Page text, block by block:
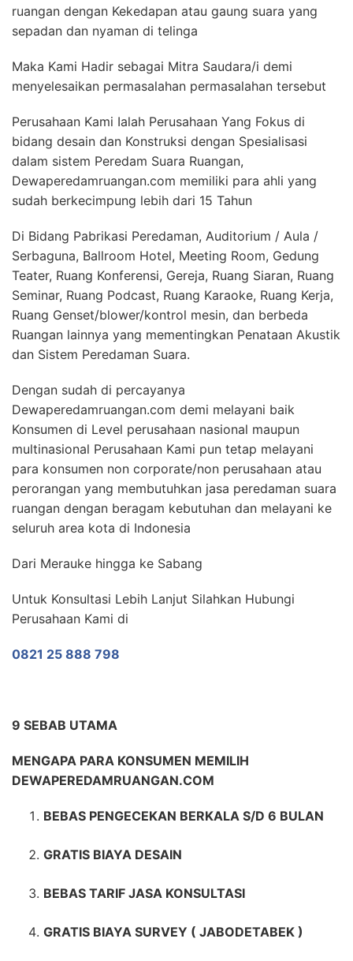
ruangan dengan Kekedapan atau gaung suara yang
sepadan dan nyaman di telinga
Maka Kami Hadir sebagai Mitra Saudara/i demi
menyelesaikan permasalahan permasalahan tersebut
Perusahaan Kami Ialah Perusahaan Yang Fokus di
bidang desain dan Konstruksi dengan Spesialisasi
dalam sistem Peredam Suara Ruangan,
Dewaperedamruangan.com memiliki para ahli yang
sudah berkecimpung lebih dari 15 Tahun
Di Bidang Pabrikasi Peredaman, Auditorium / Aula /
Serbaguna, Ballroom Hotel, Meeting Room, Gedung
Teater, Ruang Konferensi, Gereja, Ruang Siaran, Ruang
Seminar, Ruang Podcast, Ruang Karaoke, Ruang Kerja,
Ruang Genset/blower/kontrol mesin, dan berbeda
Ruangan lainnya yang mementingkan Penataan Akustik
dan Sistem Peredaman Suara.
Dengan sudah di percayanya
Dewaperedamruangan.com demi melayani baik
Konsumen di Level perusahaan nasional maupun
multinasional Perusahaan Kami pun tetap melayani
para konsumen non corporate/non perusahaan atau
perorangan yang membutuhkan jasa peredaman suara
ruangan dengan beragam kebutuhan dan melayani ke
seluruh area kota di Indonesia
Dari Merauke hingga ke Sabang
Untuk Konsultasi Lebih Lanjut Silahkan Hubungi
Perusahaan Kami di
0821 25 888 798
9 SEBAB UTAMA
MENGAPA PARA KONSUMEN MEMILIH
DEWAPEREDAMRUANGAN.COM
BEBAS PENGECEKAN BERKALA S/D 6 BULAN
GRATIS BIAYA DESAIN
BEBAS TARIF JASA KONSULTASI
GRATIS BIAYA SURVEY ( JABODETABEK )